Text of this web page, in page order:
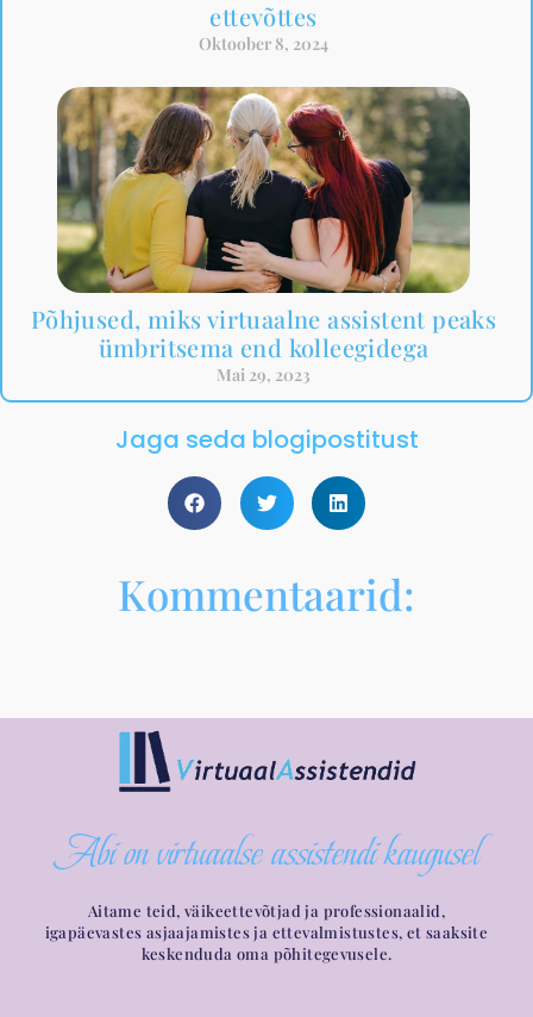
ettevõttes
Oktoober 8, 2024
Põhjused, miks virtuaalne assistent peaks
ümbritsema end kolleegidega
Mai 29, 2023
Jaga seda blogipostitust
Kommentaarid:
Abi on virtuaalse assistendi kaugusel
Aitame teid, väikeettevõtjad ja professionaalid,
igapäevastes asjaajamistes ja ettevalmistustes, et saaksite
keskenduda oma põhitegevusele.